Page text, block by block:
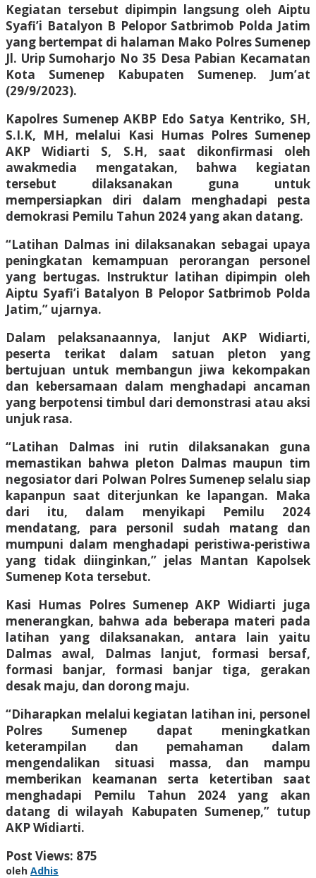
Kegiatan tersebut dipimpin langsung oleh Aiptu
Syafi’i Batalyon B Pelopor Satbrimob Polda Jatim
yang bertempat di halaman Mako Polres Sumenep
Jl. Urip Sumoharjo No 35 Desa Pabian Kecamatan
Kota Sumenep Kabupaten Sumenep. Jum’at
(29/9/2023).
Kapolres Sumenep AKBP Edo Satya Kentriko, SH,
S.I.K, MH, melalui Kasi Humas Polres Sumenep
AKP Widiarti S, S.H, saat dikonfirmasi oleh
awakmedia mengatakan, bahwa kegiatan
tersebut dilaksanakan guna untuk
mempersiapkan diri dalam menghadapi pesta
demokrasi Pemilu Tahun 2024 yang akan datang.
“Latihan Dalmas ini dilaksanakan sebagai upaya
peningkatan kemampuan perorangan personel
yang bertugas. Instruktur latihan dipimpin oleh
Aiptu Syafi’i Batalyon B Pelopor Satbrimob Polda
Jatim,” ujarnya.
Dalam pelaksanaannya, lanjut AKP Widiarti,
peserta terikat dalam satuan pleton yang
bertujuan untuk membangun jiwa kekompakan
dan kebersamaan dalam menghadapi ancaman
yang berpotensi timbul dari demonstrasi atau aksi
unjuk rasa.
“Latihan Dalmas ini rutin dilaksanakan guna
memastikan bahwa pleton Dalmas maupun tim
negosiator dari Polwan Polres Sumenep selalu siap
kapanpun saat diterjunkan ke lapangan. Maka
dari itu, dalam menyikapi Pemilu 2024
mendatang, para personil sudah matang dan
mumpuni dalam menghadapi peristiwa-peristiwa
yang tidak diinginkan,” jelas Mantan Kapolsek
Sumenep Kota tersebut.
Kasi Humas Polres Sumenep AKP Widiarti juga
menerangkan, bahwa ada beberapa materi pada
latihan yang dilaksanakan, antara lain yaitu
Dalmas awal, Dalmas lanjut, formasi bersaf,
formasi banjar, formasi banjar tiga, gerakan
desak maju, dan dorong maju.
“Diharapkan melalui kegiatan latihan ini, personel
Polres Sumenep dapat meningkatkan
keterampilan dan pemahaman dalam
mengendalikan situasi massa, dan mampu
memberikan keamanan serta ketertiban saat
menghadapi Pemilu Tahun 2024 yang akan
datang di wilayah Kabupaten Sumenep,” tutup
AKP Widiarti.
Post Views: 875
oleh Adhis